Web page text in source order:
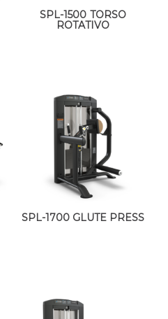
SPL-1500 TORSO
ROTATIVO
SPL-1700 GLUTE PRESS